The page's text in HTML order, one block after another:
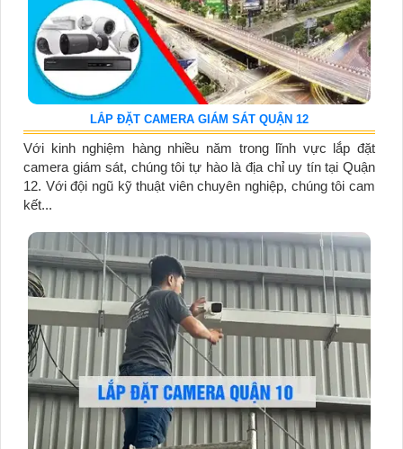
LẮP ĐẶT CAMERA GIÁM SÁT QUẬN 12
Với kinh nghiệm hàng nhiều năm trong lĩnh vực lắp đặt
camera giám sát, chúng tôi tự hào là địa chỉ uy tín tại Quận
12. Với đội ngũ kỹ thuật viên chuyên nghiệp, chúng tôi cam
kết...